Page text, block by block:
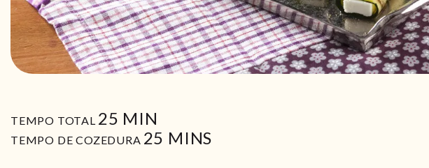
TEMPO TOTAL 25 MIN
MIN
TEMPO DE COZEDURA 25 MIN
MINS